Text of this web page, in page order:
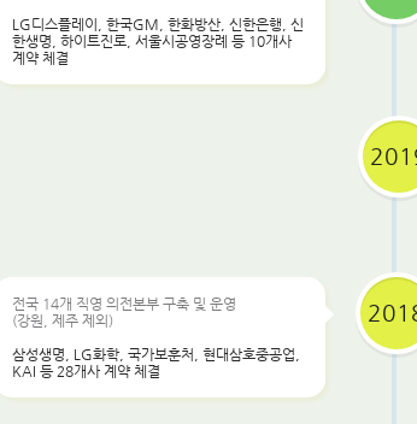
LG디스플레이, 한국GM, 한화방산, 신한은행, 신
한생명, 하이트진로, 서울시공영장례 등 10개사
계약 체결
전국 14개 직영 의전본부 구축 및 운영
(강원, 제주 제외)
삼성생명, LG화학, 국가보훈처, 현대삼호중공업,
KAI 등 28개사 계약 체결